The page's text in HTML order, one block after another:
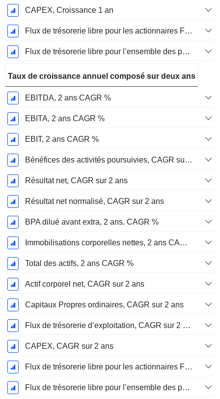
CAPEX, Croissance 1 an
Flux de trésorerie libre pour les actionnaires FCFE, Croissance 1 an
Flux de trésorerie libre pour l’ensemble des pourvoyeurs de fonds (créanciers et actionnaires) FCFF, Croissance 1 an
Taux de croissance annuel composé sur deux ans
EBITDA, 2 ans CAGR %
EBITA, 2 ans CAGR %
EBIT, 2 ans CAGR %
Bénéfices des activités poursuivies, CAGR sur 2 ans
Résultat net, CAGR sur 2 ans
Résultat net normalisé, CAGR sur 2 ans
BPA dilué avant extra, 2 ans. CAGR %
Immobilisations corporelles nettes, 2 ans CAGR %
Total des actifs, 2 ans CAGR %
Actif corporel net, CAGR sur 2 ans
Capitaux Propres ordinaires, CAGR sur 2 ans
Flux de trésorerie d’exploitation, CAGR sur 2 ans
CAPEX, CAGR sur 2 ans
Flux de trésorerie libre pour les actionnaires FCFE, CAGR sur 2 ans
Flux de trésorerie libre pour l’ensemble des pourvoyeurs de fonds (créanciers et actionnaires) FCFF, CAGR sur 2 ans